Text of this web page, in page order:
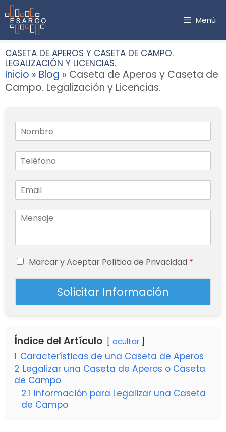
Saltar
al
contenido
Menú
CASETA DE APEROS Y CASETA DE CAMPO.
LEGALIZACIÓN Y LICENCIAS.
Inicio » Blog » Caseta de Aperos y Caseta de
Campo. Legalización y Licencias.
Marcar y Aceptar Política de Privacidad *
Solicitar Información
Índice del Artículo ocultar
1 Características de una Caseta de Aperos
2 Legalizar una Caseta de Aperos o Caseta
de Campo
2.1 Información para Legalizar una Caseta
de Campo